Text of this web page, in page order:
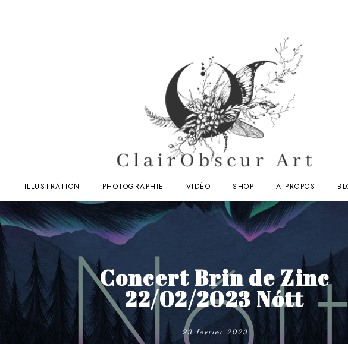
ILLUSTRATION PHOTOGRAPHIE VIDÉO SHOP A PROPOS
Concert Brin de Zinc
22/02/2023 Nótt
23 février 2023